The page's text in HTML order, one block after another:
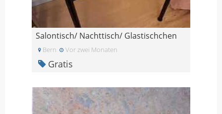
Salontisch/ Nachttisch/ Glastischchen
Bern Vor zwei Monaten
Gratis